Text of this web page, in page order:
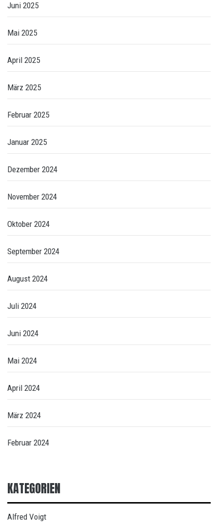
Juni 2025
Mai 2025
April 2025
März 2025
Februar 2025
Januar 2025
Dezember 2024
November 2024
Oktober 2024
September 2024
August 2024
Juli 2024
Juni 2024
Mai 2024
April 2024
März 2024
Februar 2024
KATEGORIEN
Alfred Voigt